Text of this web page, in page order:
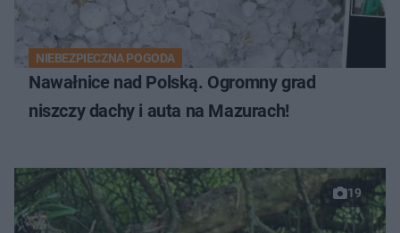
NIEBEZPIECZNA POGODA
Nawałnice nad Polską. Ogromny grad
niszczy dachy i auta na Mazurach!
19